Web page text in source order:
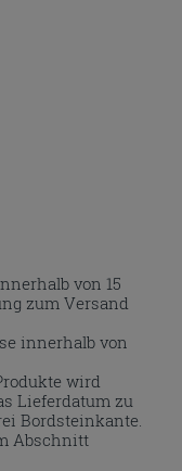
von 15
zum Versand
innerhalb von
wird
Lieferdatum zu
Bordsteinkante.
Abschnitt